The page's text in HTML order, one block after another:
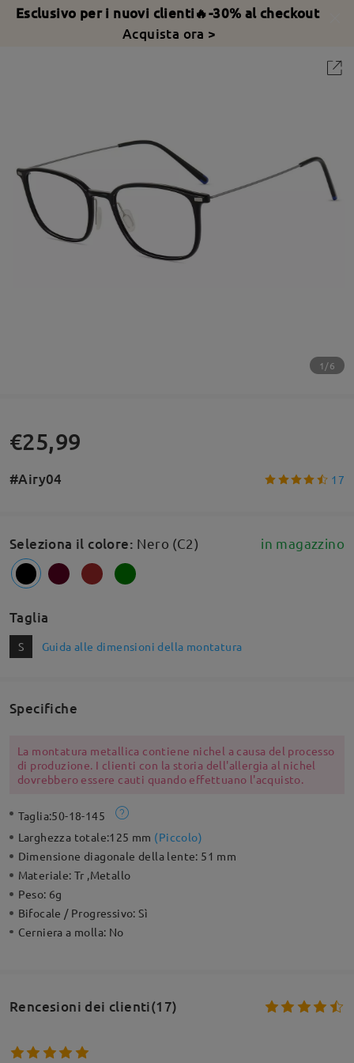
Esclusivo per i nuovi clienti🔥-30% al checkout
Acquista ora >
1/6
€25,99
#Airy04 17
Seleziona il colore: Nero (C2) in magazzino
Taglia
S Guida alle dimensioni della montatura
Specifiche
La montatura metallica contiene nichel a causa del processo
di produzione. I clienti con la storia dell'allergia al nichel
dovrebbero essere cauti quando effettuano l'acquisto.
Taglia:50-18-145
Larghezza totale:125 mm (Piccolo)
Dimensione diagonale della lente: 51 mm
Materiale:Tr ,Metallo
Peso: 6g
Bifocale / Progressivo:Sì
Cerniera a molla: No
Rencesioni dei clienti(17)